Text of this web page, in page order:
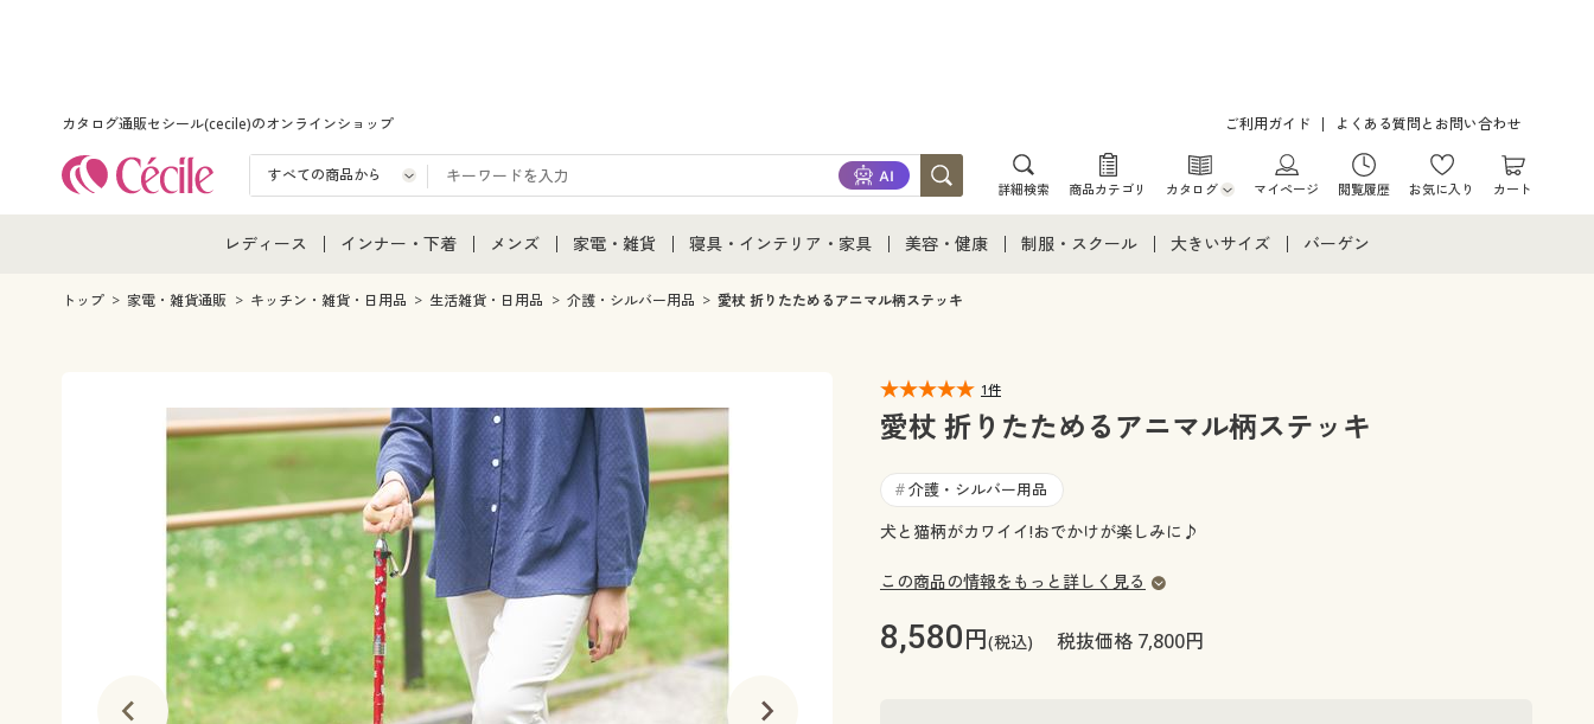
カタログ通販セシール(cecile)のオンラインショップ ご利用ガイド よくある質問とお問い合わせ
詳細検索 商品カテゴリ カタログ
カタログ・チラシからのご注文
マイページ 閲覧履歴 お気に入り カート
レディース
レディース通販すべて
女性下着
インナー・下着
インナー・下着通販すべて
メンズ下着
ジュニア・ティーンズ下着
メンズ
メンズ通販すべて
メンズ下着
家電・雑貨
家電・雑貨すべて
キッチン・雑貨・日用品
寝具・インテリア・家具
寝具・インテリア・家具通販すべて
寝具・ベッド
カーテン・ラグ・ファブリック
美容・健康
美容・健康通販すべて
制服・スクール
ジュニア・ティーンズ下着
大きいサイズ
大きいサイズ レディース下着
大きいサイズ 事務・制服
バーゲン
トップ 家電・雑貨通販 キッチン・雑貨・日用品 生活雑貨・日用品 介護・シルバー用品 愛杖 折りたためるアニマル柄ステッキ
1件
愛杖 折りたためるアニマル柄ステッキ
# 介護・シルバー用品
犬と猫柄がカワイイ!おでかけが楽しみに♪
この商品の情報をもっと詳しく見る
8,580円(税込) 税抜価格 7,800円